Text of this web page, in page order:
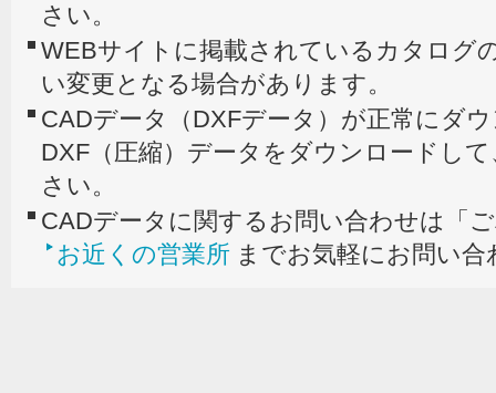
さい。
WEBサイトに掲載されているカタログ
い変更となる場合があります。
CADデータ（DXFデータ）が正常にダ
DXF（圧縮）データをダウンロードし
さい。
CADデータに関するお問い合わせは「
お近くの営業所 までお気軽にお問い